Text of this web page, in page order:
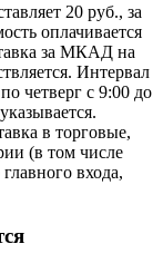
20 руб., за
оплачивается
за МКАД на
Интервал
четверг с 9:00 до
в торговые,
(в том числе
входа,